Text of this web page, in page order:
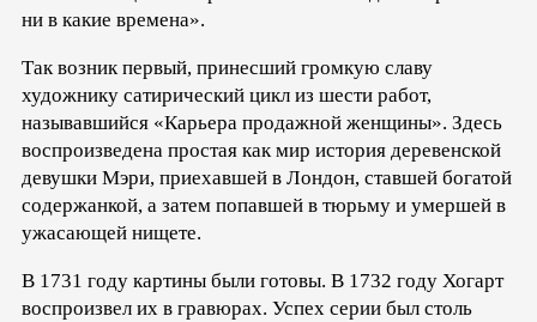
ни в какие времена».
Так возник первый, принесший громкую славу
художнику сатирический цикл из шести работ,
называвшийся «Карьера продажной женщины». Здесь
воспроизведена простая как мир история деревенской
девушки Мэри, приехавшей в Лондон, ставшей богатой
содержанкой, а затем попавшей в тюрьму и умершей в
ужасающей нищете.
В 1731 году картины были готовы. В 1732 году Хогарт
воспроизвел их в гравюрах. Успех серии был столь